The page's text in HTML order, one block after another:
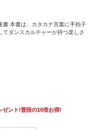
書 本書は、カタカナ言葉に手拍子
ダンスカルチャーが持つ楽しさ
ゼント!普段の10倍お得!